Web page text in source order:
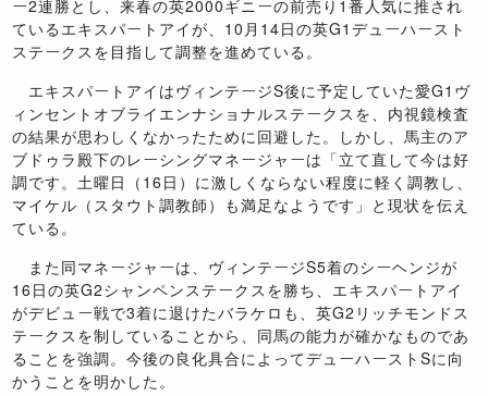
ー2連勝とし、来春の英2000ギニーの前売り1番人気に推され
ているエキスパートアイが、10月14日の英G1デューハースト
ステークスを目指して調整を進めている。
エキスパートアイはヴィンテージS後に予定していた愛G1ヴ
ィンセントオブライエンナショナルステークスを、内視鏡検査
の結果が思わしくなかったために回避した。しかし、馬主のア
ブドゥラ殿下のレーシングマネージャーは「立て直して今は好
調です。土曜日（16日）に激しくならない程度に軽く調教し、
マイケル（スタウト調教師）も満足なようです」と現状を伝え
ている。
また同マネージャーは、ヴィンテージS5着のシーヘンジが
16日の英G2シャンペンステークスを勝ち、エキスパートアイ
がデビュー戦で3着に退けたバラケロも、英G2リッチモンドス
テークスを制していることから、同馬の能力が確かなものであ
ることを強調。今後の良化具合によってデューハーストSに向
かうことを明かした。